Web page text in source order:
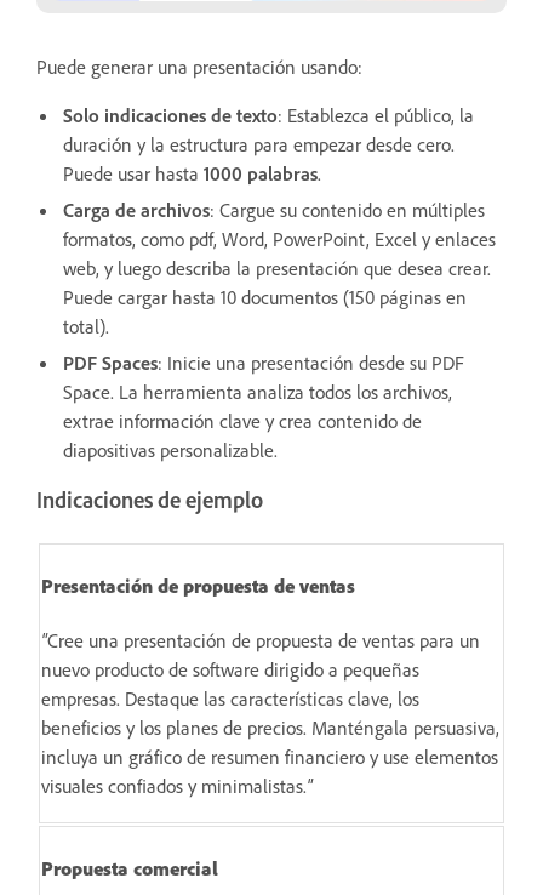
Puede generar una presentación usando:
Solo indicaciones de texto: Establezca el público, la
duración y la estructura para empezar desde cero.
Puede usar hasta 1000 palabras.
Carga de archivos: Cargue su contenido en múltiples
formatos, como pdf, Word, PowerPoint, Excel y enlaces
web, y luego describa la presentación que desea crear.
Puede cargar hasta 10 documentos (150 páginas en
total).
PDF Spaces: Inicie una presentación desde su PDF
Space. La herramienta analiza todos los archivos,
extrae información clave y crea contenido de
diapositivas personalizable.
Indicaciones de ejemplo
Presentación de propuesta de ventas
"Cree una presentación de propuesta de ventas para un
nuevo producto de software dirigido a pequeñas
empresas. Destaque las características clave, los
beneficios y los planes de precios. Manténgala persuasiva,
incluya un gráfico de resumen financiero y use elementos
visuales confiados y minimalistas."
Propuesta comercial